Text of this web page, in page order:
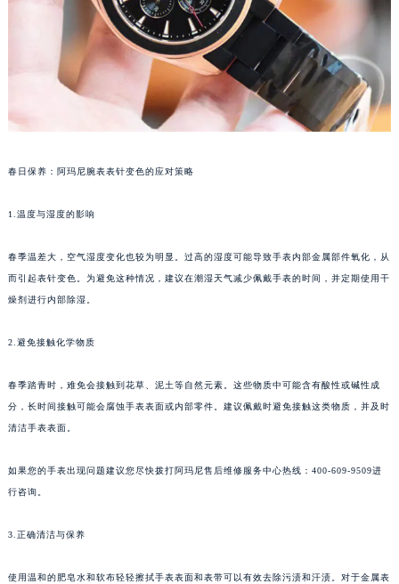
春日保养：阿玛尼腕表表针变色的应对策略
1.温度与湿度的影响
春季温差大，空气湿度变化也较为明显。过高的湿度可能导致手表内部金属部件氧化，从
而引起表针变色。为避免这种情况，建议在潮湿天气减少佩戴手表的时间，并定期使用干
燥剂进行内部除湿。
2.避免接触化学物质
春季踏青时，难免会接触到花草、泥土等自然元素。这些物质中可能含有酸性或碱性成
分，长时间接触可能会腐蚀手表表面或内部零件。建议佩戴时避免接触这类物质，并及时
清洁手表表面。
如果您的手表出现问题建议您尽快拨打阿玛尼售后维修服务中心热线：400-609-9509进
行咨询。
3.正确清洁与保养
使用温和的肥皂水和软布轻轻擦拭手表表面和表带可以有效去除污渍和汗渍。对于金属表